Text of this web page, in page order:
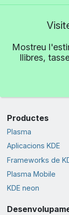
Mostreu
llibres,
Productes
Plasma
Aplicacions KDE
Frameworks de
Plasma Mobile
KDE neon